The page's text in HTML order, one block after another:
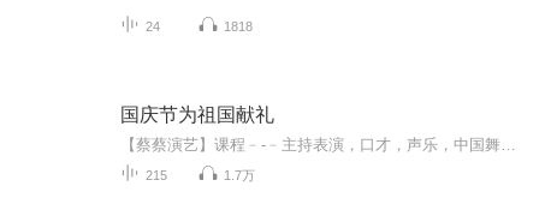
24 1818
国庆节为祖国献礼
215 1.7万